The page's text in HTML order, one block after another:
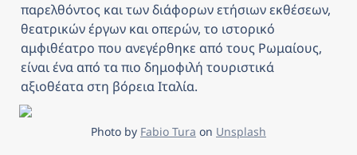
παρελθόντος και των διάφορων ετήσιων εκθέσεων,
θεατρικών έργων και οπερών, το ιστορικό
αμφιθέατρο που ανεγέρθηκε από τους Ρωμαίους,
είναι ένα από τα πιο δημοφιλή τουριστικά
αξιοθέατα στη βόρεια Ιταλία.
Photo by Fabio Tura on Unsplash